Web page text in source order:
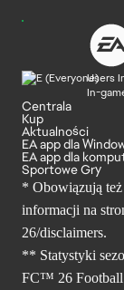
Users
In-
Centrala
Kup
Aktualności
EA app dla
EA app dla
Sportowe Gry
* Obowiązują
informacji na
26/disclaimers.
** Statystyki
FC™ 26 Football